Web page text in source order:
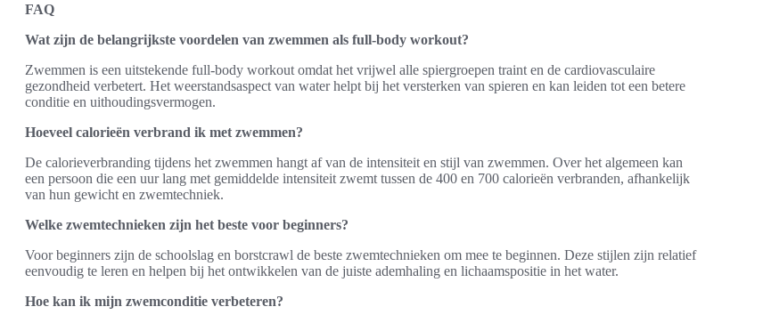
FAQ
Wat zijn de belangrijkste voordelen van zwemmen als full-body workout?
Zwemmen is een uitstekende full-body workout omdat het vrijwel alle spiergroepen traint en de cardiovasculaire
gezondheid verbetert. Het weerstandsaspect van water helpt bij het versterken van spieren en kan leiden tot een betere
conditie en uithoudingsvermogen.
Hoeveel calorieën verbrand ik met zwemmen?
De calorieverbranding tijdens het zwemmen hangt af van de intensiteit en stijl van zwemmen. Over het algemeen kan
een persoon die een uur lang met gemiddelde intensiteit zwemt tussen de 400 en 700 calorieën verbranden, afhankelijk
van hun gewicht en zwemtechniek.
Welke zwemtechnieken zijn het beste voor beginners?
Voor beginners zijn de schoolslag en borstcrawl de beste zwemtechnieken om mee te beginnen. Deze stijlen zijn relatief
eenvoudig te leren en helpen bij het ontwikkelen van de juiste ademhaling en lichaamspositie in het water.
Hoe kan ik mijn zwemconditie verbeteren?